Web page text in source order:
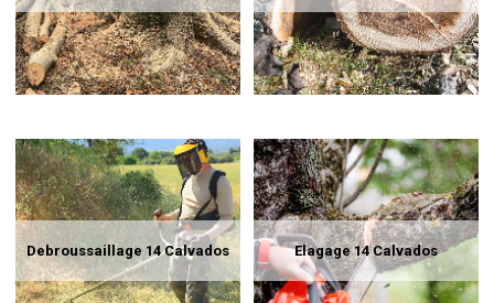
Debroussaillage 14 Calvados Elagage 14 Calvados